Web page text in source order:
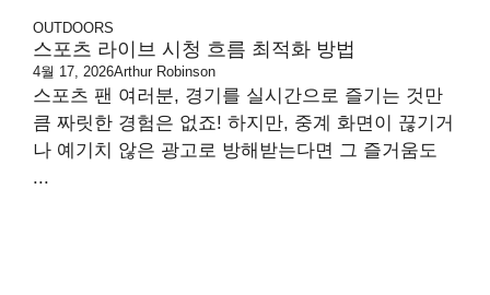
OUTDOORS
스포츠 라이브 시청 흐름 최적화 방법
4월 17, 2026Arthur Robinson
스포츠 팬 여러분, 경기를 실시간으로 즐기는 것만
큼 짜릿한 경험은 없죠! 하지만, 중계 화면이 끊기거
나 예기치 않은 광고로 방해받는다면 그 즐거움도
...